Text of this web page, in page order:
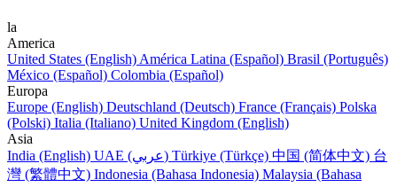
la
America
United States (English) América Latina (Español) Brasil (Português)
México (Español) Colombia (Español)
Europa
Europe (English) Deutschland (Deutsch) France (Français) Polska
(Polski) Italia (Italiano) United Kingdom (English)
Asia
India (English)
UAE (عربي) Türkiye (Türkçe) 中国 (简体中文) 台
灣 (繁體中文) Indonesia (Bahasa Indonesia) Malaysia (Bahasa